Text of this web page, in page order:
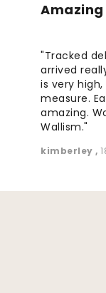
"Tracked
arrived
is very
measure.
amazing.
Wallism."
kimberley,